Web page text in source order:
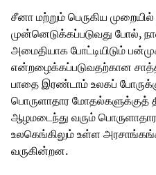
சீனா மற்றும் பெருகிய
முன்னெடுக்கப்படுவது
அமைதியாக போட்டியிடும்
என்றழைக்கப்படுவதற்கான
பாதை இரண்டாம் உலகப்
பொருளாதார மோதல்களுக்குத்
ஆழமடைந்து வரும்
உலகெங்கிலும் உள்ள
வருகின்றன.